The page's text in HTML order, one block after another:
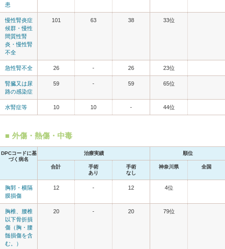
患
慢性腎炎症
候群・慢性
間質性腎
炎・慢性腎
不全
101 63 38 33位
急性腎不全 26 - 26 23位
腎臓又は尿
路の感染症
59 - 59 65位
水腎症等 10 10 - 44位
外傷・熱傷・中毒
DPCコードに基
づく病名
治療実績 順位
合計
手術
あり
手術
なし
神奈川県 全国
胸郭・横隔
膜損傷
12 - 12 4位
胸椎、腰椎
以下骨折損
傷（胸・腰
髄損傷を含
む。）
20 - 20 79位